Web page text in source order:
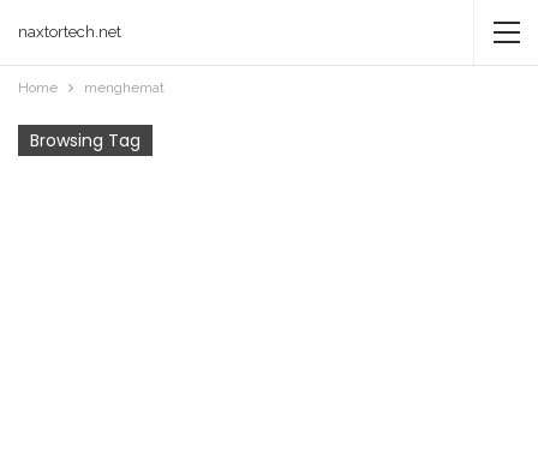
naxtortech.net
Home menghemat
Browsing Tag